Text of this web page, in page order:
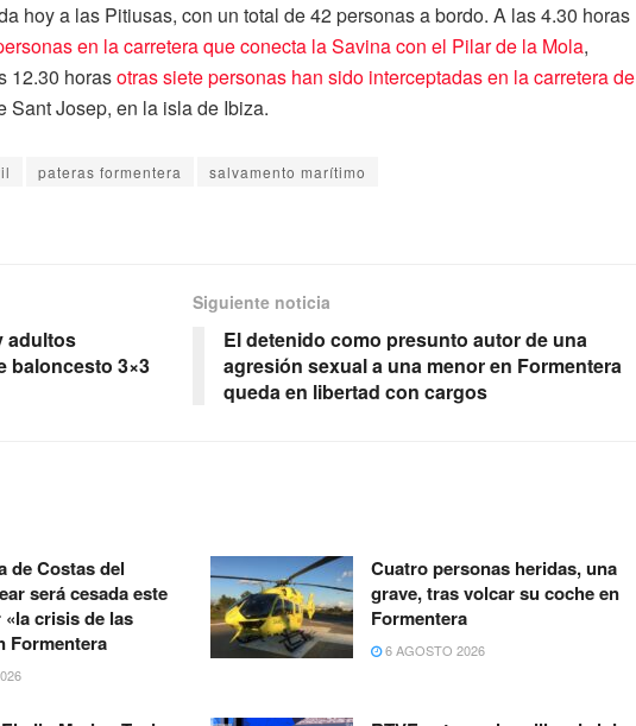
hoy a las Pitiusas, con un total de 42 personas a bordo. A las 4.30 horas
en la carretera que conecta la Savina con el Pilar de la Mola,
12.30 horasotras siete personas han sido interceptadas en la carretera de
Sant Josep, en la isla de Ibiza.
pateras formentera salvamento marítimo
adultos
baloncesto 3×3
Siguiente noticia
El detenido como presunto autor de una
agresión sexual a una menor en Formentera
queda en libertad con cargos
de Costas del
será cesada este
crisis de las
Formentera
Cuatro personas heridas, una
grave, tras volcar su coche en
Formentera
6 AGOSTO 2026